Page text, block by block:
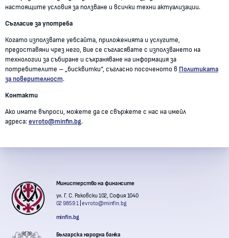
настоящите условия за ползване и всички техни актуализации.
Съгласие за употреба
Когато използвате уебсайта, приложенията и услугите,
предоставяни чрез него, Вие се съгласявате с използването на
технологии за събиране и съхраняване на информация за
потребителите – „бисквитки“, съгласно посоченото в Политиката
за поверителност.
Контакти
Ако имате въпроси, можете да се свържете с нас на имейл
адреса: evroto@minfin.bg.
Контакти с институции
Министерство на финансите
ул. Г. С. Раковски 102, София 1040
02 9859 1
evroto@minfin.bg
minfin.bg
Българска народна банка